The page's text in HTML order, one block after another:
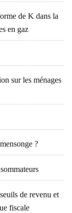
de K dans la
en gaz
sur les ménages
?
de revenu et
fiscale